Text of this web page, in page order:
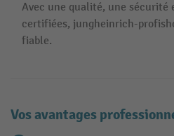
Avec une qualité, une sécurité
certifiées, jungheinrich-
fiable.
Vos avantages